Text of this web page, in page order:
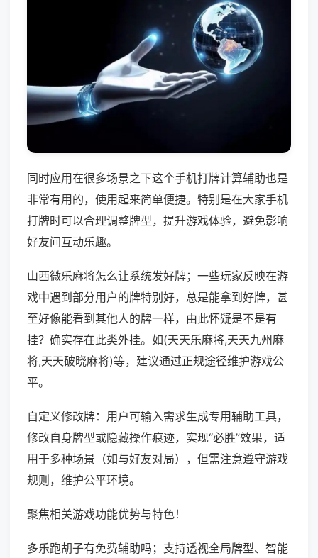
同时应用在很多场景之下这个手机打牌计算辅助也是
非常有用的，使用起来简单便捷。特别是在大家手机
打牌时可以合理调整牌型，提升游戏体验，避免影响
好友间互动乐趣。
山西微乐麻将怎么让系统发好牌；一些玩家反映在游
戏中遇到部分用户的牌特别好，总是能拿到好牌，甚
至好像能看到其他人的牌一样，由此怀疑是不是有
挂？确实存在此类外挂。如(天天乐麻将,天天九州麻
将,天天破晓麻将)等，建议通过正规途径维护游戏公
平。
自定义修改牌：用户可输入需求生成专用辅助工具，
修改自身牌型或隐藏操作痕迹，实现“必胜”效果，适
用于多种场景（如与好友对局），但需注意遵守游戏
规则，维护公平环境。
聚焦相关游戏功能优势与特色！
多乐跑胡子有免费辅助吗；支持透视全局牌型、智能